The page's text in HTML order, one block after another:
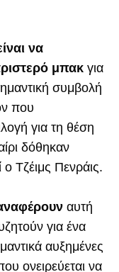
να
μπακ για
συμβολή
που
για τη θέση
δόθηκαν
Τζέιμς Πενράις.
αυτή
για ένα
αυξημένες
ονειρεύεται να